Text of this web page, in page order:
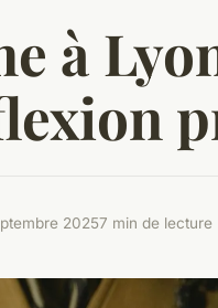
à
20257 min de lecture